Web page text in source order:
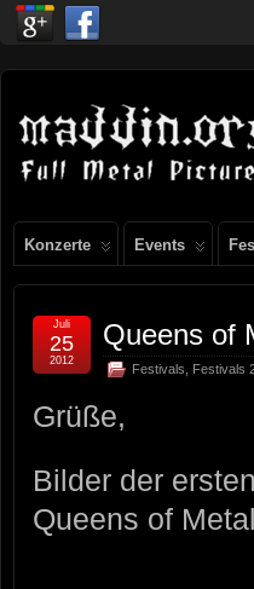
Konzerte Events
Queens of
Festivals Festivals
Juli
25
2012
Grüße,
Bilder der
Queens of